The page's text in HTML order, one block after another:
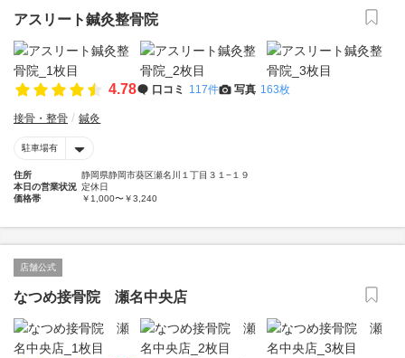
アスリート鍼灸整骨院
4.78 口コミ 117件 写真 163枚
接骨・整骨 鍼灸
駐車場有
住所
静岡県静岡市葵区瀬名川１丁目３１−１９
本日の営業状況 定休日
価格帯
￥1,000〜￥3,240
店舗公式
なつめ接骨院 瀬名中央店